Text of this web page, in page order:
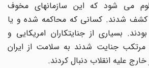
می شود که این سازمانهای مخوف
کشف شدند. کسانی که محاکمه شده و یا
بسیاری از جنایتکاران امریکایی و
مرتکب جنایت شدند به سلامت از ایران
علیه انقلاب دنبال کردند.